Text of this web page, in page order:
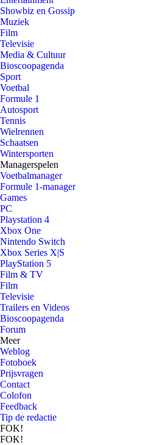
Showbiz en Gossip
Muziek
Film
Televisie
Media & Cultuur
Bioscoopagenda
Sport
Voetbal
Formule 1
Autosport
Tennis
Wielrennen
Schaatsen
Wintersporten
Managerspelen
Voetbalmanager
Formule 1-manager
Games
PC
Playstation 4
Xbox One
Nintendo Switch
Xbox Series X|S
PlayStation 5
Film & TV
Film
Televisie
Trailers en Videos
Bioscoopagenda
Forum
Meer
Weblog
Fotoboek
Prijsvragen
Contact
Colofon
Feedback
Tip de redactie
FOK!
FOK!